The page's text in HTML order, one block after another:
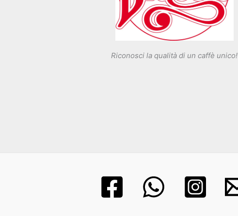
Riconosci la qualità di un caffè unico!